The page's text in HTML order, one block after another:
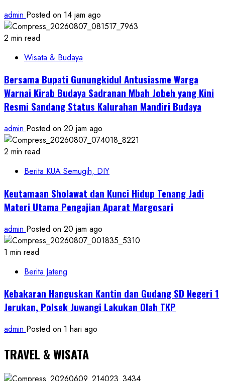
admin Posted on 14 jam ago
2 min read
Wisata & Budaya
Bersama Bupati Gunungkidul Antusiasme Warga
Warnai Kirab Budaya Sadranan Mbah Jobeh yang Kini
Resmi Sandang Status Kalurahan Mandiri Budaya
admin Posted on 20 jam ago
2 min read
Berita KUA Semugih, DIY
Keutamaan Sholawat dan Kunci Hidup Tenang Jadi
Materi Utama Pengajian Aparat Margosari
admin Posted on 20 jam ago
1 min read
Berita Jateng
Kebakaran Hanguskan Kantin dan Gudang SD Negeri 1
Jerukan, Polsek Juwangi Lakukan Olah TKP
admin Posted on 1 hari ago
TRAVEL & WISATA